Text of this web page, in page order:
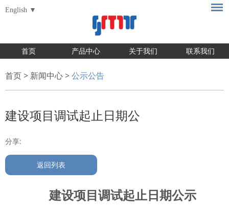
English
首页 产品中心 关于我们 联系我们
首页>新闻中心>公示公告
建设项目调试起止日期公
分享:
返回列表
建设项目调试起止日期公示